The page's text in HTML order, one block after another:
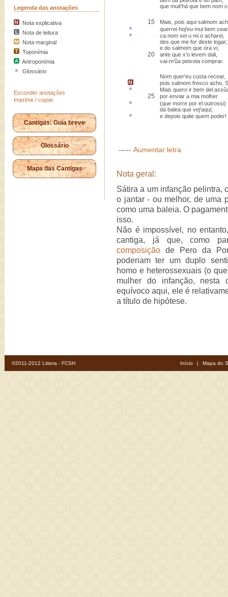
Legenda das anotações
Nota explicativa
Nota de leitura
Nota marginal
Toponímia
Antroponímia
Glossário
Esconder anotações
Imprimir / copiar
Cantigas: Guia breve
Glossário
Mapa das Cantigas
que muit'há que bem nom
15
Mais, pois aqui salmom
querrei hoj'eu mui bem
ca nom sei u mi o acharei,
des que me for deste logar;
e do salmom que ora vi,
20
ante que x'o levem dali,
vai-m'ũa peixota comprar.
Nom quer'eu custa recear,
pois salmom fresco acho,
Mais quero ir bem del
25
por enviar a mia molher
(que morre por el outrossi)
da balea que vej'aqui;
e depois quite quem poder!
----- Aumentar letra
Nota geral:
Sátira a um infanção pelintra,
o jantar - ou melhor, de uma
como uma baleia. O
isso.
Não é impossível, no
cantiga, já que, como
composição de Pero da
poderiam ter um duplo
homo e heterossexuais (o
mulher do infanção, nesta
equívoco aqui, ele é
a título de hipótese.
©2011-2012 Littera - FCSH Início | Mapa do